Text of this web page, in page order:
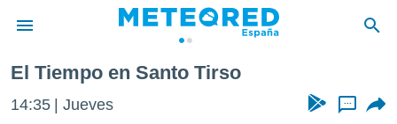
de
El Tiempo en Santo Tirso
14:35 Jueves ...